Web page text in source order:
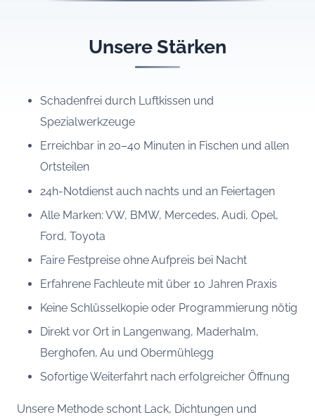
Unsere Stärken
Schadenfrei durch Luftkissen und
Spezialwerkzeuge
Erreichbar in 20–40 Minuten in Fischen und allen
Ortsteilen
24h-Notdienst auch nachts und an Feiertagen
Alle Marken: VW, BMW, Mercedes, Audi, Opel,
Ford, Toyota
Faire Festpreise ohne Aufpreis bei Nacht
Erfahrene Fachleute mit über 10 Jahren Praxis
Keine Schlüsselkopie oder Programmierung nötig
Direkt vor Ort in Langenwang, Maderhalm,
Berghofen, Au und Obermühlegg
Sofortige Weiterfahrt nach erfolgreicher Öffnung
Unsere Methode schont Lack, Dichtungen und